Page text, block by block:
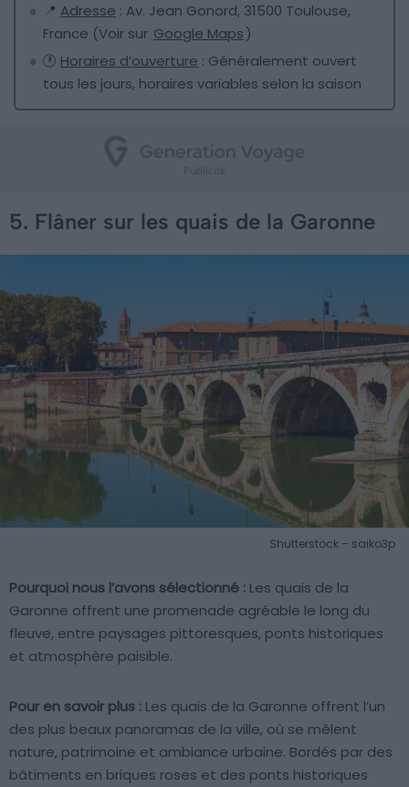
📍 Adresse : Av. Jean Gonord, 31500 Toulouse,
France (Voir sur Google Maps)
🕐 Horaires d’ouverture : Généralement ouvert
tous les jours, horaires variables selon la saison
5. Flâner sur les quais de la Garonne
Shutterstock – saiko3p
Pourquoi nous l’avons sélectionné : Les quais de la
Garonne offrent une promenade agréable le long du
fleuve, entre paysages pittoresques, ponts historiques
et atmosphère paisible.
Pour en savoir plus : Les quais de la Garonne offrent l’un
des plus beaux panoramas de la ville, où se mêlent
nature, patrimoine et ambiance urbaine. Bordés par des
bâtiments en briques roses et des ponts historiques